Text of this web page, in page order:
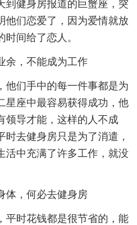
到健身房报道的巨蟹座，突
他们恋爱了，因为爱情就放
间给了恋人。
余，不能成为工作
他们手中的每一件事都是为
星座中最容易获得成功，他
领导才能，这样的人不成
去健身房只是为了消遣，
活中充满了许多工作，就没
体，何必去健身房
平时花钱都是很节省的，能